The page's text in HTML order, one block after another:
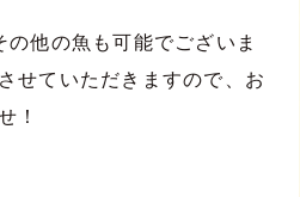
他の魚も可能でございま
せていただきますので、お
！